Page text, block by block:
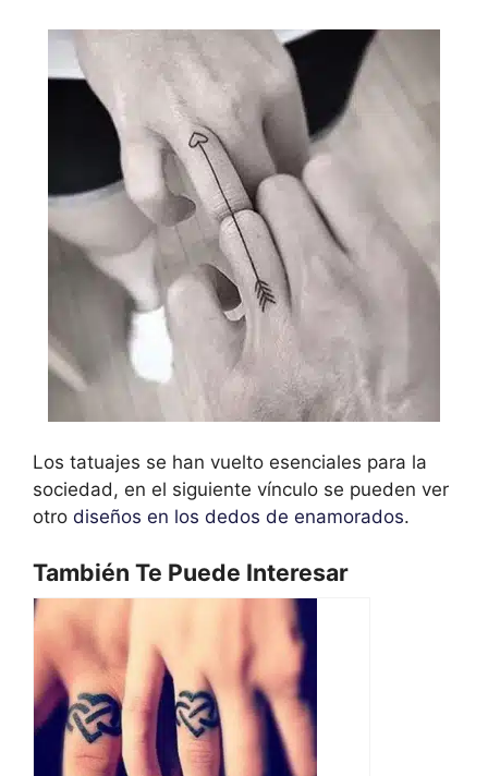
Los tatuajes se han vuelto esenciales para la
sociedad, en el siguiente vínculo se pueden ver
otro diseños en los dedos de enamorados.
También Te Puede Interesar